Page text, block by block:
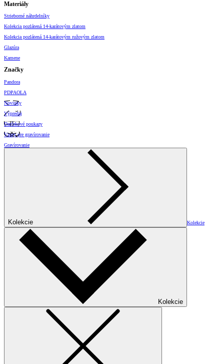
Materiály
Strieborné náhrdelníky
Kolekcia pozlátená 14-karátovým zlatom
Kolekcia pozlátená 14-karátovým ružovým zlatom
Glazúra
Kamene
Značky
Pandora
PDPAOLA
Novinky
Výpredaj
Darčekové poukazy
Vzory pre gravírovanie
Gravírovanie
Kolekcie Kolekcie
Kolekcie